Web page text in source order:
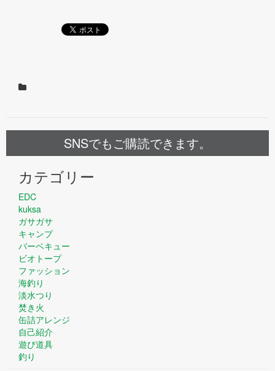
SNSでもご購読できます。
カテゴリー
EDC
kuksa
ガサガサ
キャンプ
バーベキュー
ビオトープ
ファッション
海釣り
淡水つり
焚き火
缶詰アレンジ
自己紹介
遊び道具
釣り